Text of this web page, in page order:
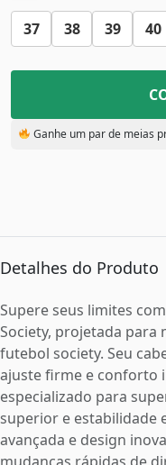
37 38 39 40
Ganhe um par de meias
Detalhes do Produto
Supere seus limites
Society, projetada para
futebol society. Seu
ajuste firme e conforto
especializado para
superior e estabilidade
avançada e design